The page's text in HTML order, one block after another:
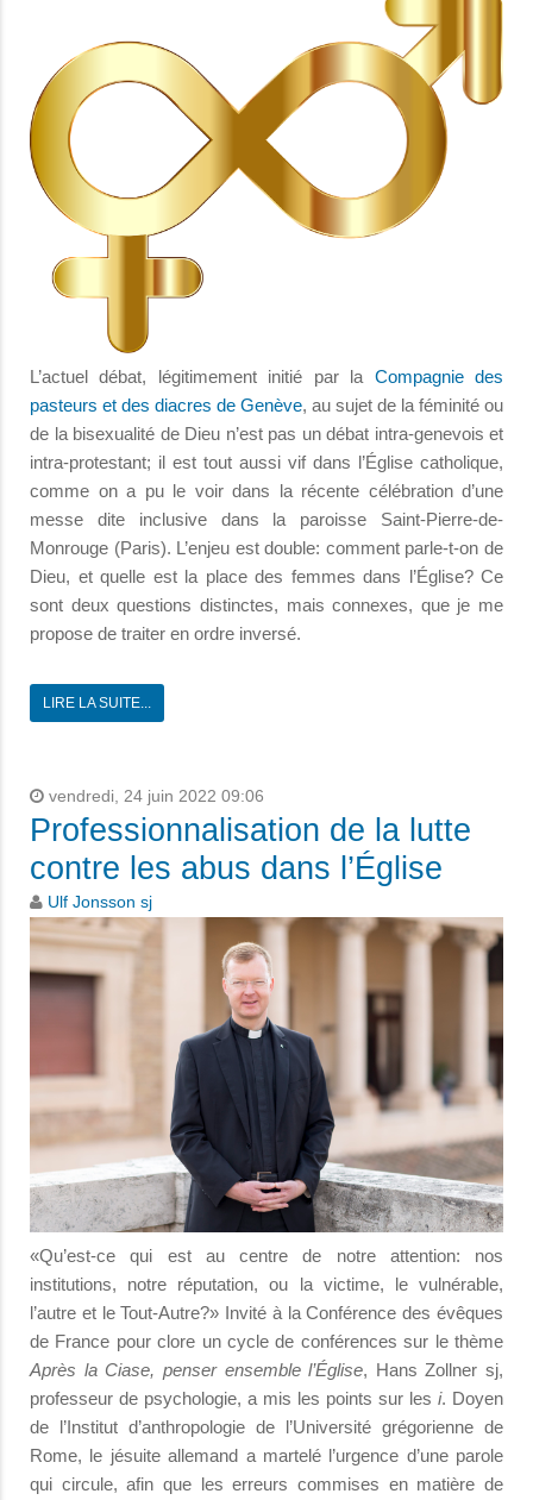
L’actuel débat, légitimement initié par la Compagnie des
pasteurs et des diacres de Genève, au sujet de la féminité ou
de la bisexualité de Dieu n’est pas un débat intra-genevois et
intra-protestant; il est tout aussi vif dans l’Église catholique,
comme on a pu le voir dans la récente célébration d’une
messe dite inclusive dans la paroisse Saint-Pierre-de-
Monrouge (Paris). L’enjeu est double: comment parle-t-on de
Dieu, et quelle est la place des femmes dans l’Église? Ce
sont deux questions distinctes, mais connexes, que je me
propose de traiter en ordre inversé.
LIRE LA SUITE...
vendredi, 24 juin 2022 09:06
Professionnalisation de la lutte
contre les abus dans l’Église
Ulf Jonsson sj
«Qu’est-ce qui est au centre de notre attention: nos
institutions, notre réputation, ou la victime, le vulnérable,
l’autre et le Tout-Autre?» Invité à la Conférence des évêques
de France pour clore un cycle de conférences sur le thème
Après la Ciase, penser ensemble l’Église, Hans Zollner sj,
professeur de psychologie, a mis les points sur les i. Doyen
de l’Institut d’anthropologie de l’Université grégorienne de
Rome, le jésuite allemand a martelé l’urgence d’une parole
qui circule, afin que les erreurs commises en matière de